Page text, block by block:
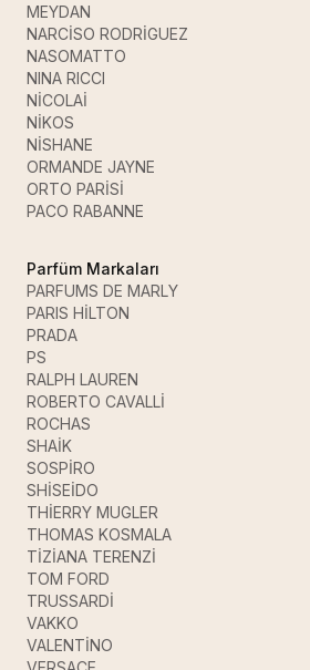
MEYDAN
NARCİSO RODRİGUEZ
NASOMATTO
NINA RICCI
NİCOLAİ
NİKOS
NİSHANE
ORMANDE JAYNE
ORTO PARİSİ
PACO RABANNE
Parfüm Markaları
PARFUMS DE MARLY
PARIS HİLTON
PRADA
PS
RALPH LAUREN
ROBERTO CAVALLİ
ROCHAS
SHAİK
SOSPİRO
SHİSEİDO
THİERRY MUGLER
THOMAS KOSMALA
TİZİANA TERENZİ
TOM FORD
TRUSSARDİ
VAKKO
VALENTİNO